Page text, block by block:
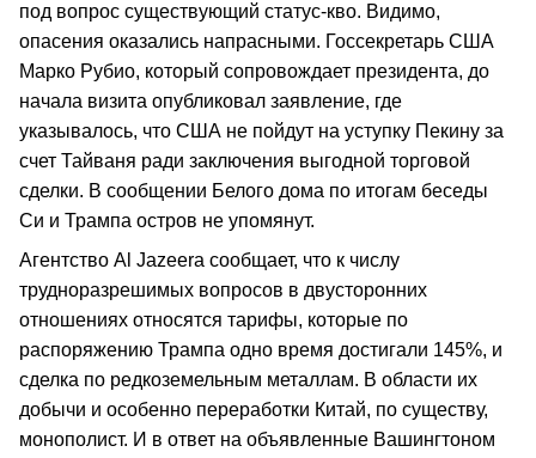
под вопрос существующий статус-кво. Видимо,
опасения оказались напрасными. Госсекретарь США
Марко Рубио, который сопровождает президента, до
начала визита опубликовал заявление, где
указывалось, что США не пойдут на уступку Пекину за
счет Тайваня ради заключения выгодной торговой
сделки. В сообщении Белого дома по итогам беседы
Си и Трампа остров не упомянут.
Агентство Al Jazeera сообщает, что к числу
трудноразрешимых вопросов в двусторонних
отношениях относятся тарифы, которые по
распоряжению Трампа одно время достигали 145%, и
сделка по редкоземельным металлам. В области их
добычи и особенно переработки Китай, по существу,
монополист. И в ответ на объявленные Вашингтоном